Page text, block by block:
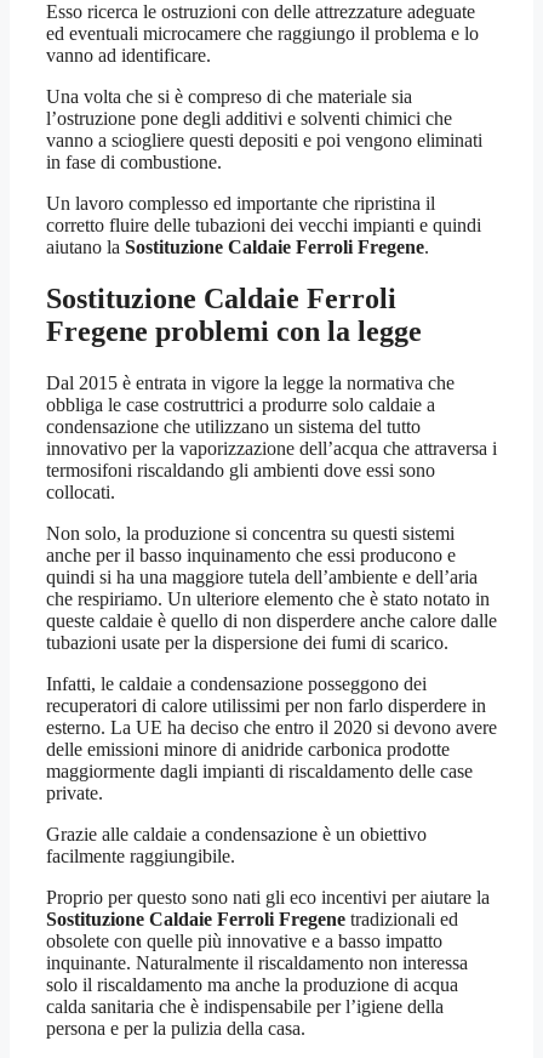
Esso ricerca le ostruzioni con delle attrezzature adeguate
ed eventuali microcamere che raggiungo il problema e lo
vanno ad identificare.
Una volta che si è compreso di che materiale sia
l’ostruzione pone degli additivi e solventi chimici che
vanno a sciogliere questi depositi e poi vengono eliminati
in fase di combustione.
Un lavoro complesso ed importante che ripristina il
corretto fluire delle tubazioni dei vecchi impianti e quindi
aiutano la Sostituzione Caldaie Ferroli Fregene.
Sostituzione Caldaie Ferroli
Fregene problemi con la legge
Dal 2015 è entrata in vigore la legge la normativa che
obbliga le case costruttrici a produrre solo caldaie a
condensazione che utilizzano un sistema del tutto
innovativo per la vaporizzazione dell’acqua che attraversa i
termosifoni riscaldando gli ambienti dove essi sono
collocati.
Non solo, la produzione si concentra su questi sistemi
anche per il basso inquinamento che essi producono e
quindi si ha una maggiore tutela dell’ambiente e dell’aria
che respiriamo. Un ulteriore elemento che è stato notato in
queste caldaie è quello di non disperdere anche calore dalle
tubazioni usate per la dispersione dei fumi di scarico.
Infatti, le caldaie a condensazione posseggono dei
recuperatori di calore utilissimi per non farlo disperdere in
esterno. La UE ha deciso che entro il 2020 si devono avere
delle emissioni minore di anidride carbonica prodotte
maggiormente dagli impianti di riscaldamento delle case
private.
Grazie alle caldaie a condensazione è un obiettivo
facilmente raggiungibile.
Proprio per questo sono nati gli eco incentivi per aiutare la
Sostituzione Caldaie Ferroli Fregene tradizionali ed
obsolete con quelle più innovative e a basso impatto
inquinante. Naturalmente il riscaldamento non interessa
solo il riscaldamento ma anche la produzione di acqua
calda sanitaria che è indispensabile per l’igiene della
persona e per la pulizia della casa.